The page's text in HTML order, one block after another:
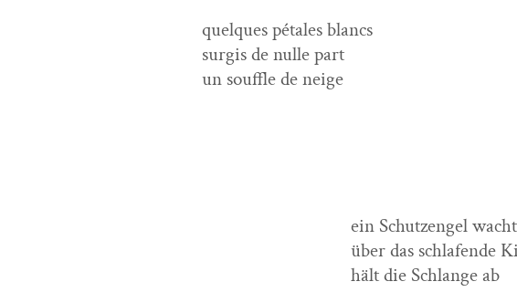
quelques pétales blancs
sur­gis de nulle part
un souf­fle de neige
ein Schutzen­gel wacht
über das schlafende
hält die Schlange ab